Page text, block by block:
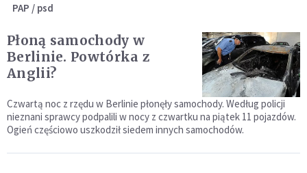
PAP / psd
Płoną samochody w
Berlinie. Powtórka z
Anglii?
Czwartą noc z rzędu w Berlinie płonęły samochody. Według policji
nieznani sprawcy podpalili w nocy z czwartku na piątek 11 pojazdów.
Ogień częściowo uszkodził siedem innych samochodów.